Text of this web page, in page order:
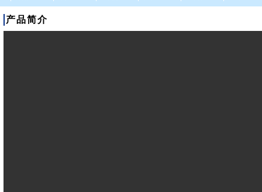
产品简介